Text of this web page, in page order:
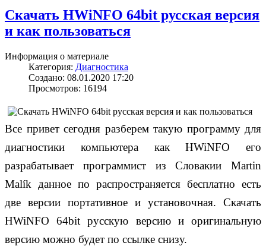
Скачать HWiNFO 64bit русская версия
и как пользоваться
Информация о материале
Категория: Диагностика
Создано: 08.01.2020 17:20
Просмотров: 16194
Все привет сегодня разберем такую программу для
диагностики компьютера как HWiNFO его
разрабатывает программист из Словакии Martin
Malík данное по распространяется бесплатно есть
две версии портативное и установочная. Скачать
HWiNFO 64bit русскую версию и оригинальную
версию можно будет по ссылке снизу.